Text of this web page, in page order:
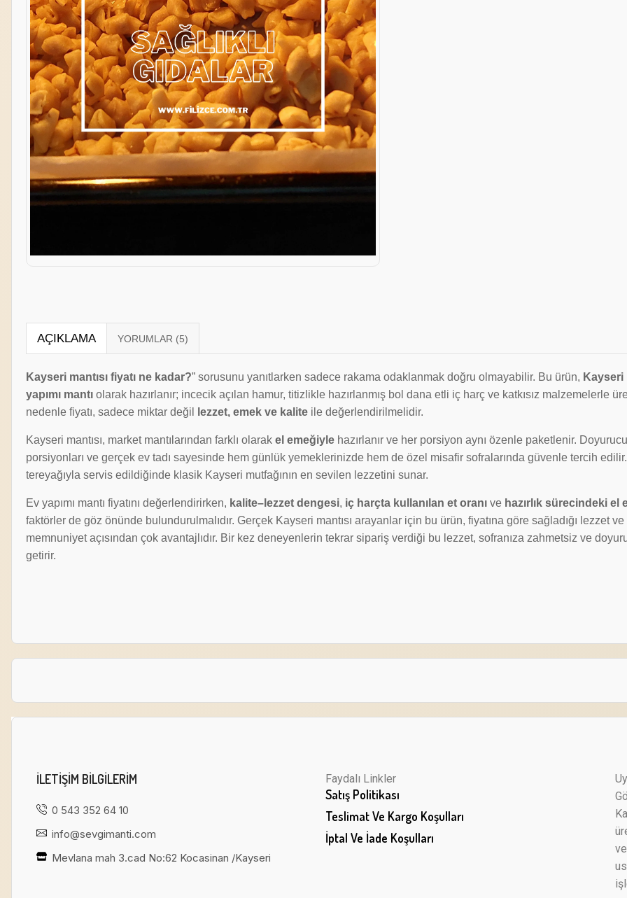
AÇIKLAMA
Kayseri mantısı fiyatı ne kadar?” sorusunu yanıtlarken sadece rakama odaklanmak doğru olmayabilir. Bu ürün,
yapımı mantı olarak hazırlanır; incecik açılan hamur, titizlikle hazırlanmış bol dana etli iç harç ve katkısız malzemelerle
nedenle fiyatı, sadece miktar değil
lezzet, emek ve kalite ile değerlendirilmelidir.
Kayseri mantısı, market mantılarından farklı olarak el emeğiyle hazırlanır ve her porsiyon aynı özenle paketlenir. Doyurucu
porsiyonları ve gerçek ev tadı sayesinde hem günlük yemeklerinizde hem de özel misafir sofralarında güvenle tercih
tereyağıyla servis edildiğinde klasik Kayseri mutfağının en sevilen lezzetini sunar.
Ev yapımı mantı fiyatını değerlendirirken, kalite–lezzet dengesi, iç harçta kullanılan et oranı ve hazırlık sürecindeki el
faktörler de göz önünde bulundurulmalıdır. Gerçek Kayseri mantısı arayanlar için bu ürün, fiyatına göre sağladığı lezzet ve
memnuniyet açısından çok avantajlıdır. Bir kez deneyenlerin tekrar sipariş verdiği bu lezzet, sofranıza zahmetsiz ve
getirir.
ILETIŞIM BILGILERIM
0 543 352 64 10
info@sevgimanti.com
Mevlana mah 3.cad No:62 Kocasinan /Kayseri
Faydalı Linkler
Satış Politikası
Teslimat Ve Kargo Koşulları
İptal Ve İade Koşulları